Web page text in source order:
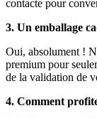
contacte pour
3. Un emballage
Oui, absolument !
premium pour
de la validation de
4. Comment